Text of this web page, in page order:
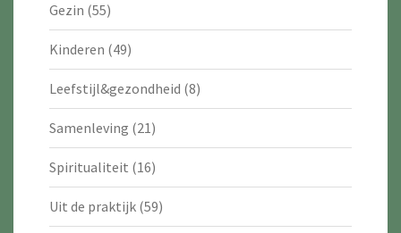
Gezin (55)
Kinderen (49)
Leefstijl&gezondheid (8)
Samenleving (21)
Spiritualiteit (16)
Uit de praktijk (59)